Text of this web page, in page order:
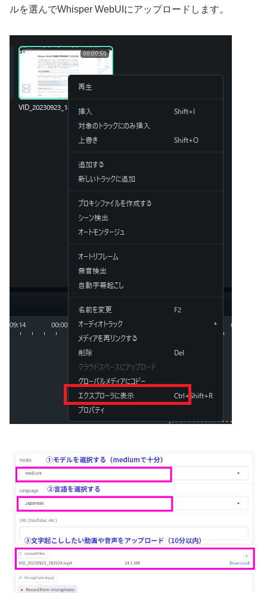
ルを選んでWhisper WebUIにアップロードします。